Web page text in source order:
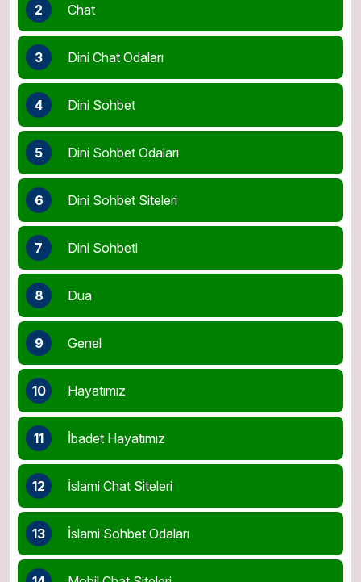
2 Chat
3 Dini Chat Odaları
4 Dini Sohbet
5 Dini Sohbet Odaları
6 Dini Sohbet Siteleri
7 Dini Sohbeti
8 Dua
9 Genel
10 Hayatımız
11 İbadet Hayatımız
12 İslami Chat Siteleri
13 İslami Sohbet Odaları